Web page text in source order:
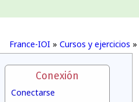
France-IOI » Cursos y ejercicios »
Conexión
Conectarse